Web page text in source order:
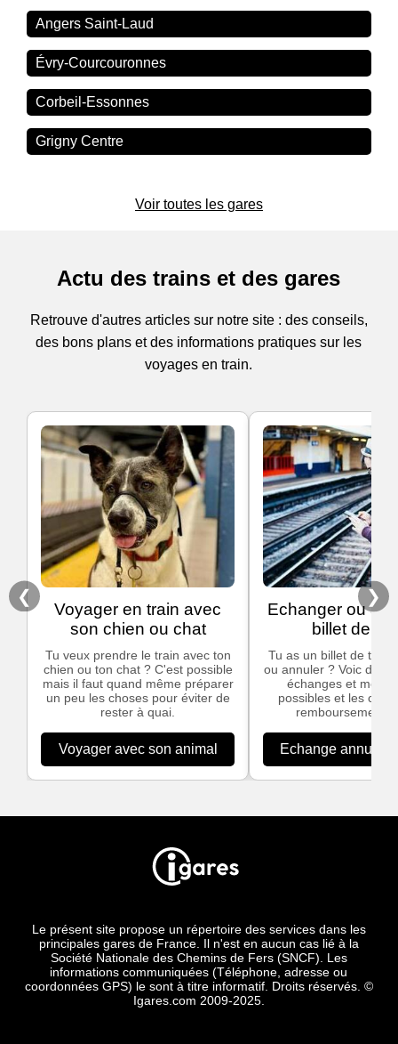
Angers Saint-Laud
Évry-Courcouronnes
Corbeil-Essonnes
Grigny Centre
Voir toutes les gares
Actu des trains et des gares
Retrouve d'autres articles sur notre site : des conseils,
des bons plans et des informations pratiques sur les
voyages en train.
❮
Voyager en train avec
son chien ou chat
Tu veux prendre le train avec ton
chien ou ton chat ? C'est possible
mais il faut quand même préparer
un peu les choses pour éviter de
rester à quai.
Voyager avec son animal
Echanger ou
billet de
Tu as un billet de train
ou annuler ? Voic des
échanges et
possibles et les
remboursement
Echange
❯
Le présent site propose un répertoire des services dans les
principales gares de France. Il n'est en aucun cas lié à la
Société Nationale des Chemins de Fers (SNCF). Les
informations communiquées (Téléphone, adresse ou
coordonnées GPS) le sont à titre informatif. Droits réservés. ©
Igares.com 2009-2025.